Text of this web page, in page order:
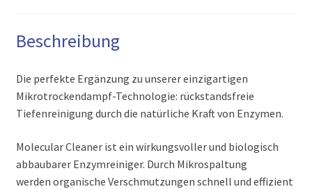
Beschreibung
Die perfekte Ergänzung zu unserer einzigartigen
Mikrotrockendampf-Technologie: rückstandsfreie
Tiefenreinigung durch die natürliche Kraft von Enzymen.
Molecular Cleaner ist ein wirkungsvoller und biologisch
abbaubarer Enzymreiniger. Durch Mikrospaltung
werden organische Verschmutzungen schnell und effizient